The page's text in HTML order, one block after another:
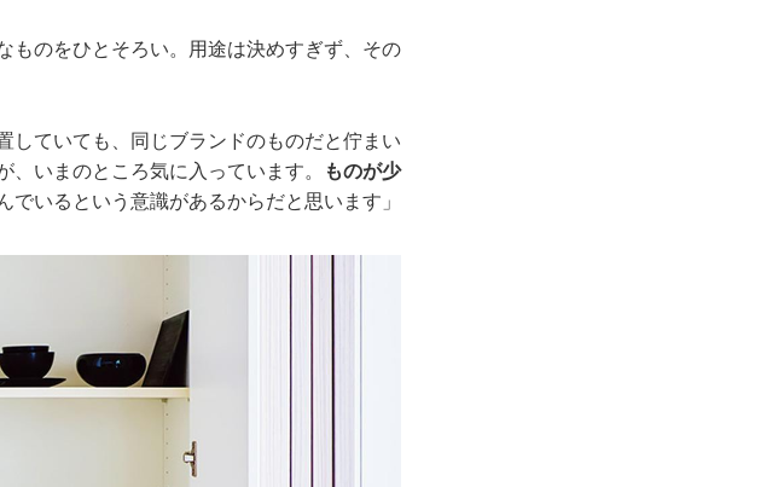
ものをひとそろい。用途は決めすぎず、その
していても、同じブランドのものだと佇まい
いまのところ気に入っています。
ものが少
いるという意識があるからだと思います」